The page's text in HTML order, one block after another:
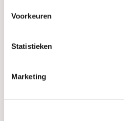
Voorkeuren
Statistieken
Marketing